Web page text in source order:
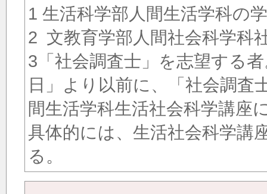
1 生活科学部人間生活学科の
2 文教育学部人間社会科学科
3「社会調査士」を志望する
日」より以前に、「社会調査
間生活学科生活社会科学講座
具体的には、生活社会科学講
る。